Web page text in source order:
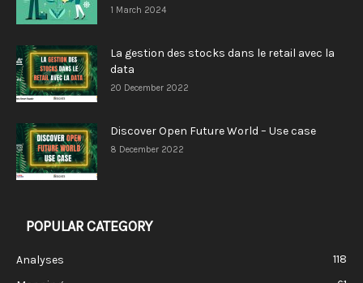
1 March 2024
La gestion des stocks dans le retail avec la
data
20 December 2022
Discover Open Future World – Use case
8 December 2022
POPULAR CATEGORY
Analyses
118